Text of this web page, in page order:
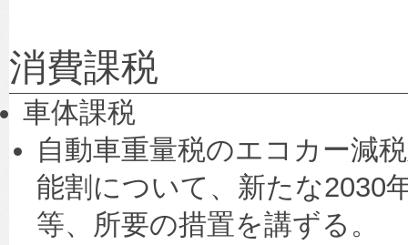
消費課税
車体課税
自動車重量税のエコカー減
能割について、新たな2030
等、所要の措置を講ずる。